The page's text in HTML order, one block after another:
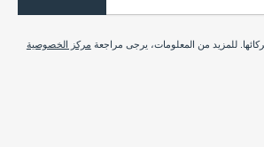
للمزيد من المعلومات، يرجى مراجعة مركز الخصوصية